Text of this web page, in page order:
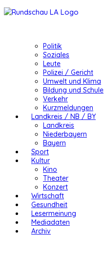
Politik
Soziales
Leute
Polizei / Gericht
Umwelt und Klima
Bildung und Schule
Verkehr
Kurzmeldungen
Landkreis / NB / BY
Landkreis
Niederbayern
Bayern
Sport
Kultur
Kino
Theater
Konzert
Wirtschaft
Gesundheit
Lesermeinung
Mediadaten
Archiv